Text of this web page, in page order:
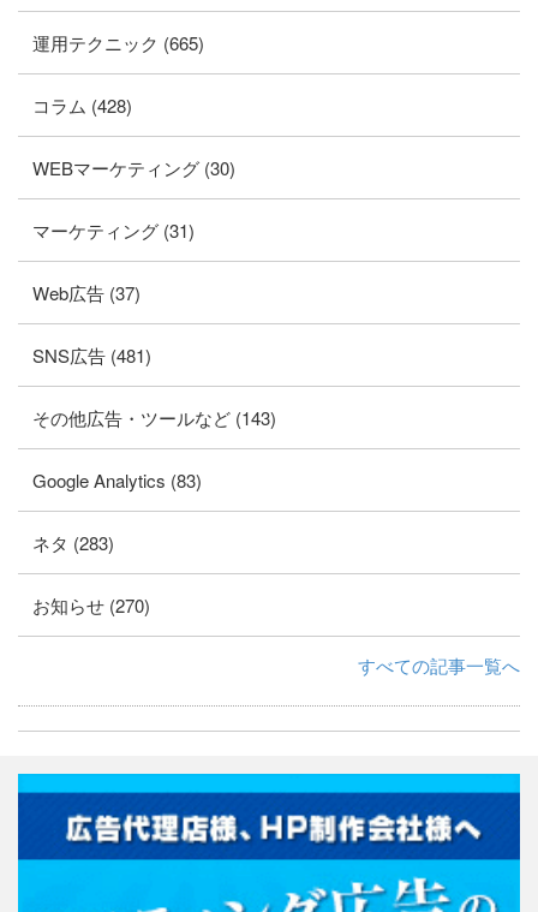
運用テクニック (665)
コラム (428)
WEBマーケティング (30)
マーケティング (31)
Web広告 (37)
SNS広告 (481)
その他広告・ツールなど (143)
Google Analytics (83)
ネタ (283)
お知らせ (270)
すべての記事一覧へ